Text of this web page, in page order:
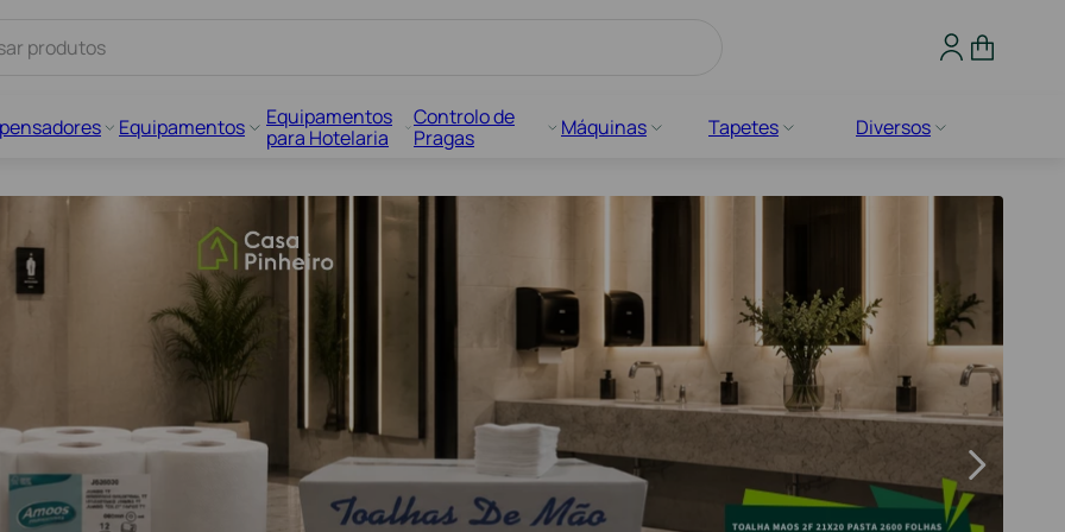
Equipamentos
Equipamentos
para Hotelaria
Controlo de
Pragas
Máquinas Tapetes Diversos